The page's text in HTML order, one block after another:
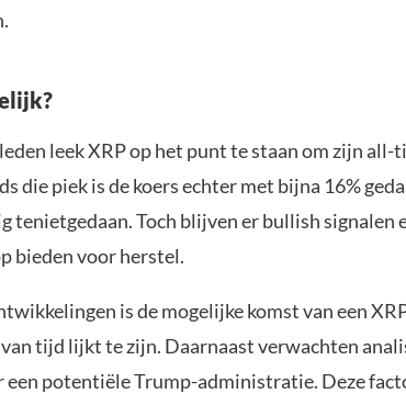
leek XRP op het punt te staan om zijn all-
die piek is de koers echter met bijna 16%
tenietgedaan. Toch blijven er bullish signalen
bieden voor herstel.
is de mogelijke komst van een
tijd lijkt te zijn. Daarnaast verwachten
een potentiële Trump-administratie. Deze